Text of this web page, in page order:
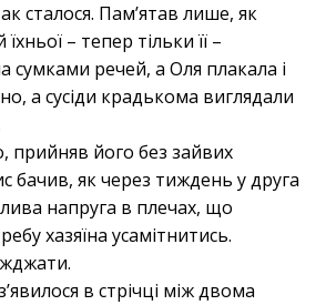
сталося. Пам’ятав лише, як
– тепер тільки її –
сумками речей, а Оля плакала і
а сусіди крадькома виглядали
прийняв його без зайвих
бачив, як через тиждень у друга
напруга в плечах, що
хазяїна усамітнитись.
в стрічці між двома